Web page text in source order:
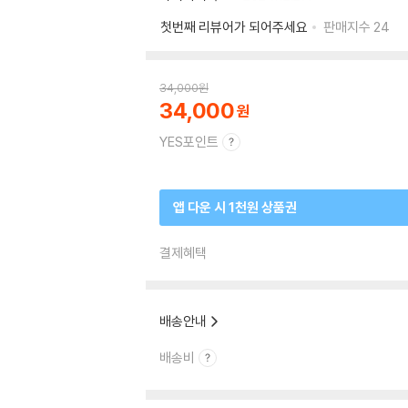
첫번째 리뷰어가 되어주세요
판매지수 24
34,000원
34,000
YES포인트
앱 다운 시 1천원 상품권
결제혜택
배송안내
배송비